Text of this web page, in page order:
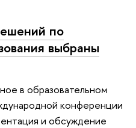
по
выбраны
в образовательном
конференции
и обсуждение